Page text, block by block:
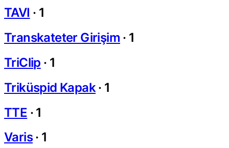
TAVI · 1
Transkateter Girişim · 1
TriClip · 1
Triküspid Kapak · 1
TTE · 1
Varis · 1